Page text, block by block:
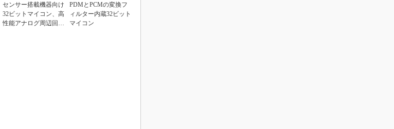
センサー搭載機器向け
32ビットマイコン、高
性能アナログ周辺回路
PDMとPCMの変換フ
ィルター内蔵32ビット
マイコン